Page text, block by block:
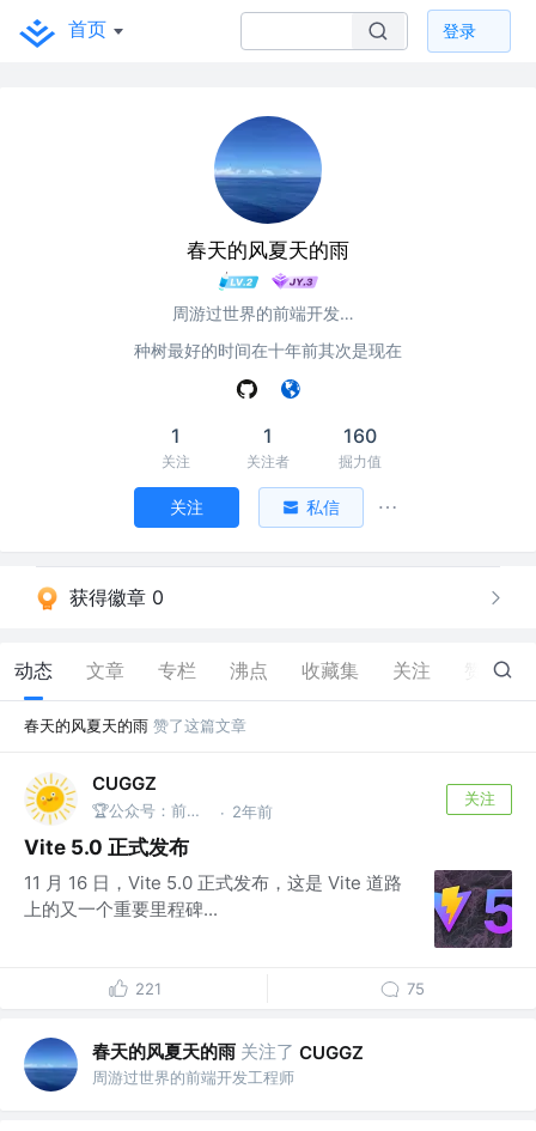
首页 登录
春天的风夏天的雨
周游过世界的前端开发工程师
种树最好的时间在十年前其次是现在
1
关注
1
关注者
160
掘力值
关注 私信
获得徽章 0
动态 文章 专栏 沸点 收藏集 关注 7
春天的风夏天的雨 赞了这篇文章
CUGGZ
🏆公众号：前端充电宝 · 2年前
关注
Vite 5.0 正式发布
11 月 16 日，Vite 5.0 正式发布，这是 Vite 道路
上的又一个重要里程碑...
221 75
春天的风夏天的雨 关注了 CUGGZ
周游过世界的前端开发工程师